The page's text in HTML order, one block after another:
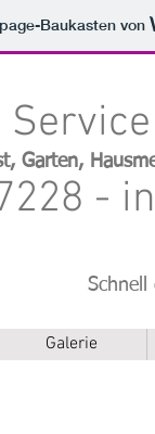
Baukasten von
Garten,
-
Schnell
Galerie